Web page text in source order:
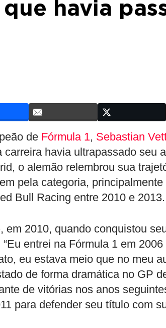
havia
de Fórmula 1, Sebastian
carreira havia ultrapassado seu
o alemão relembrou sua
pela categoria,
Bull Racing entre 2010 e 2013.
em 2010, quando conquistou
entrei na Fórmula 1 em
eu estava meio que no meu
de forma dramática no GP
de vitórias nos anos
para defender seu título com